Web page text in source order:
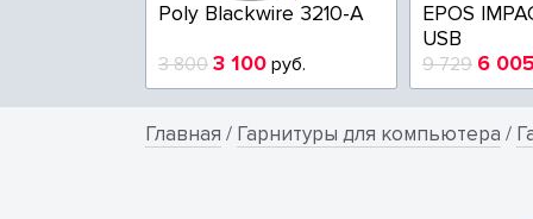
Poly Blackwire 3210-A
3 800 3 100 руб.
EPOS
USB
9 729 6
Главная / Гарнитуры для компьютера /